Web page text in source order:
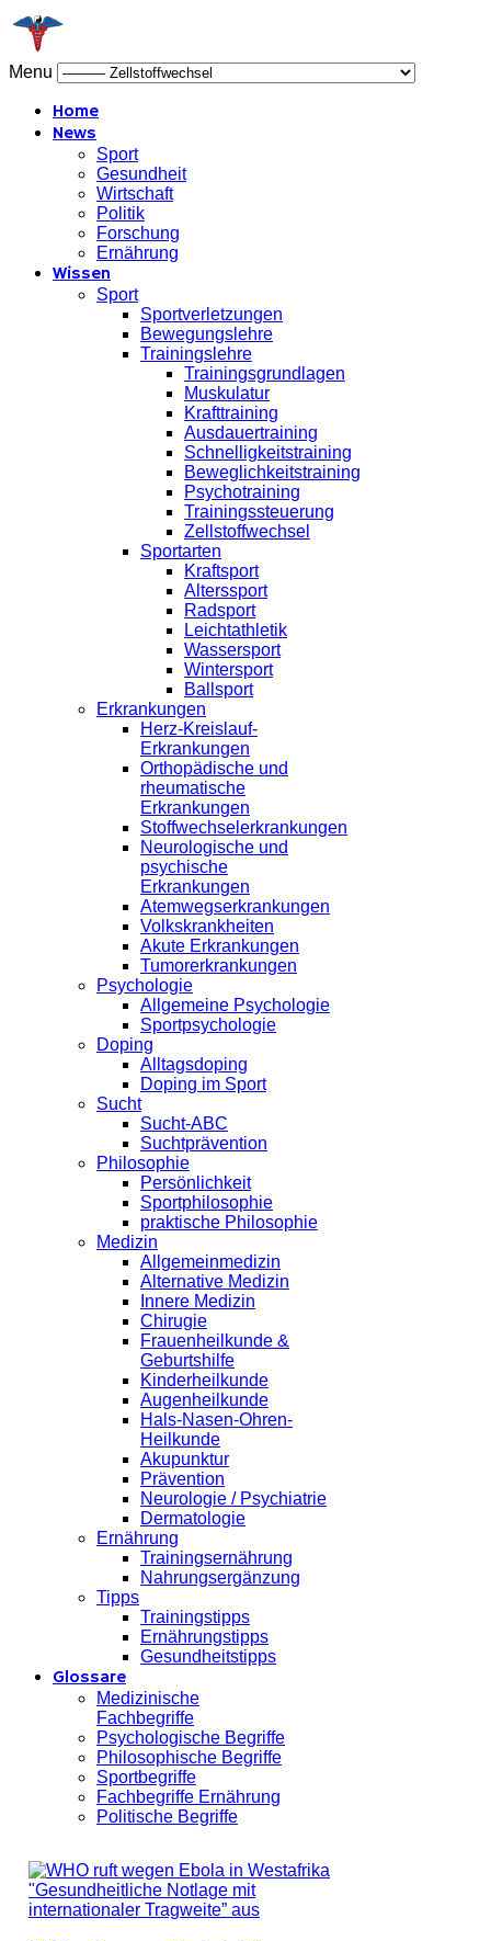
Menu
Home
News
Sport
Gesundheit
Wirtschaft
Politik
Forschung
Ernährung
Wissen
Sport
Sportverletzungen
Bewegungslehre
Trainingslehre
Trainingsgrundlagen
Muskulatur
Krafttraining
Ausdauertraining
Schnelligkeitstraining
Beweglichkeitstraining
Psychotraining
Trainingssteuerung
Zellstoffwechsel
Sportarten
Kraftsport
Alterssport
Radsport
Leichtathletik
Wassersport
Wintersport
Ballsport
Erkrankungen
Herz-Kreislauf-
Erkrankungen
Orthopädische und
rheumatische
Erkrankungen
Stoffwechselerkrankungen
Neurologische und
psychische
Erkrankungen
Atemwegserkrankungen
Volkskrankheiten
Akute Erkrankungen
Tumorerkrankungen
Psychologie
Allgemeine Psychologie
Sportpsychologie
Doping
Alltagsdoping
Doping im Sport
Sucht
Sucht-ABC
Suchtprävention
Philosophie
Persönlichkeit
Sportphilosophie
praktische Philosophie
Medizin
Allgemeinmedizin
Alternative Medizin
Innere Medizin
Chirugie
Frauenheilkunde &
Geburtshilfe
Kinderheilkunde
Augenheilkunde
Hals-Nasen-Ohren-
Heilkunde
Akupunktur
Prävention
Neurologie / Psychiatrie
Dermatologie
Ernährung
Trainingsernährung
Nahrungsergänzung
Tipps
Trainingstipps
Ernährungstipps
Gesundheitstipps
Glossare
Medizinische
Fachbegriffe
Psychologische Begriffe
Philosophische Begriffe
Sportbegriffe
Fachbegriffe Ernährung
Politische Begriffe